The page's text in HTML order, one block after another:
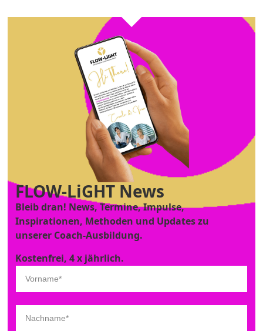
FLOW-LiGHT News
Bleib dran! News, Termine, Impulse,
Inspirationen, Methoden und Updates zu
unserer Coach-Ausbildung.
Kostenfrei, 4 x jährlich.